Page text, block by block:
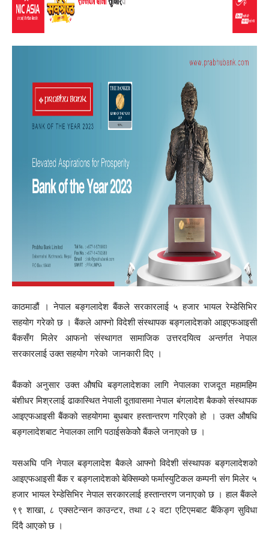
काठमाडौं । नेपाल बङ्गलादेश बैंकले सरकारलाई ५ हजार भायल रेम्डेसिभिर
सहयोग गरेको छ । बैंकले आफ्नो विदेशी संस्थापक बङ्गलादेशको आइएफआइसी
बैंकसँग मिलेर आफनो संस्थागत सामाजिक उत्तरदयित्व अन्तर्गत नेपाल
सरकारलाई उक्त सहयोग गरेको जानकारी दिए ।
बैंकको अनुसार उक्त औषधि बङ्गलादेशका लागि नेपालका राजदूत महामहिम
बंशीधर मिश्रलाई ढाकास्थित नेपाली दूतावासमा नेपाल बंगलादेश बैकको संस्थापक
आइएफआइसी बैंकको सहयोगमा बुधबार हस्तान्तरण गरिएको हो । उक्त औषधि
बङ्गलादेशबाट नेपालका लागि पठाईसकेकोे बैंकले जनाएको छ ।
यसअघि पनि नेपाल बङ्गलादेश बैकले आफ्नो विदेशी संस्थापक बङ्गलादेशको
आइएफआइसी बैंक र बङ्गलादेशको बेक्सिम्को फर्मास्युटिकल कम्पनी संग मिलेर ५
हजार भायल रेम्डेसिभिर नेपाल सरकारलाई हस्तान्तरण जनाएको छ । हाल बैंकले
९९ शाखा, ८ एक्सटेन्सन काउन्टर, तथा ८२ वटा एटिएमबाट बैंकिङ्ग सुविधा
दिंदै आएको छ ।